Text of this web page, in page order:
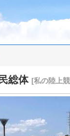
総体 [私の陸上